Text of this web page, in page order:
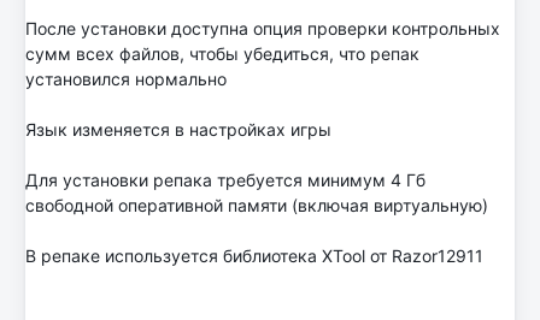
После установки доступна опция проверки контрольных
сумм всех файлов, чтобы убедиться, что репак
установился нормально
Язык изменяется в настройках игры
Для установки репака требуется минимум 4 Гб
свободной оперативной памяти (включая виртуальную)
В репаке используется библиотека XTool от Razor12911